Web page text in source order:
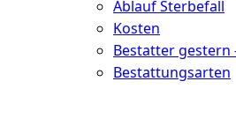
Ablauf Sterbefall
Kosten
Bestatter gestern
Bestattungsarten